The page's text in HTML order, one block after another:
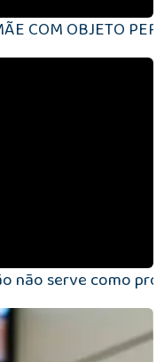
COM OBJETO
não serve como